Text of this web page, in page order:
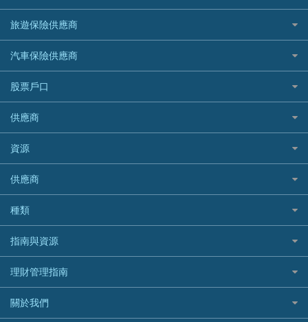
最佳小額貸款比較
易批必批貸款
24小時貸款
最佳循環貸款
HSBC 滙豐銀行貸款
K Cash 貸款
Mox 銀行
National Resources 中潤物業按揭
OCBC 華僑銀行
PrimeCredit 安信信貸
Promise 邦民日本財務
Rabbit Credit月兔信貸
Standard Chartered 渣打銀行
UA 亞洲聯合財務
WeLab Bank
WeLend 貸款
台灣遊信用卡攻略
機場貴賓室信用卡
銀聯信用卡
高獎賞信用卡推薦
酒店信用卡
大新銀行
恒生銀行
Standard Chartered渣打銀行
東亞銀行
SIM
Airwallex信用卡
HKTVmall優惠碼
交稅優惠
酒店優惠碼
機票優惠碼
汽車保險
家居保險
家傭保險
寵物保險
定期人壽保險
危疾保險
年金資訊
樓宇火險
日本旅遊保險及資訊
泰國旅遊保險及資訊
台灣旅遊保險及資訊
韓國旅遊保險及資訊
歐洲旅遊保險及資訊
越南旅遊保險及資訊
澳洲旅遊保險及資訊
長者嘆世界
家庭親子遊
自駕遊比較
相機有得保
專為孕婦設計的最佳旅遊保險
最佳滑雪旅遊保險
旅遊保險供應商
AXA 安盛
AIG 美亞
Allianz 安聯
Allied World 世聯
Avo
中國銀行
Bolttech 保特
Blue Cross 藍十字
中國平安
HSBC滙豐銀行
MSIG 三井住友
Prudential 保誠
汽車保險供應商
大新汽車保險
中銀汽車保險
Allianz安聯汽車保險
bolttech保障汽車保險
Zurich蘇黎世汽車保險
QBE昆士蘭汽車保險
平安汽車保險
股票戶口
富途證券
IB盈透證券
老虎證券
uSMART 盈立證券
華盛証券
長橋證券
WeBull微牛證券
漲樂全球通｜華泰國際
OSL
供應商
富途牛牛好唔好？
Webull微牛證券好唔好？
Longbridge長橋證券好唔好？
老虎證券好唔好？
華盛証券好唔好？
漲樂全球通好唔好？
IB盈透證券好唔好？
盈立證券 uSMART 好唔好？
Stashaway好唔好？
資源
股票戶口開戶
證券行邊間好？
港股5隻高息ETF精選
什麼是ETF？
香港30大高息股排行
黃金ETF懶人包
最值得注意的比特幣ETF
選股策略：五步調查攻略
供應商
銀行戶口比較
尊尚銀行戶口
Citi Plus
中信銀行inMotion
Airwallex銀行
種類
定期存款
港元定存
人民幣定存
美元定存
英鎊定存
指南與資源
理財資訊
識慳識賺
債務管理
理財管理指南
常用相關詞彙
關於我們